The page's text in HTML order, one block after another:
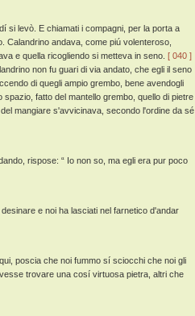
si levò. E chiamati i compagni, per la porta a
Calandrino andava, come piú volenteroso,
e quella ricogliendo si metteva in seno. [ 040 ]
non fu guari di via andato, che egli il seno
di quegli ampio grembo, bene avendogli
fatto del mantello grembo, quello di pietre
mangiare s'avvicinava, secondo l'ordine da sé
rispose: “ Io non so, ma egli era pur poco
e noi ha lasciati nel farnetico d'andar
poscia che noi fummo sí sciocchi che noi gli
trovare una cosí virtuosa pietra, altri che